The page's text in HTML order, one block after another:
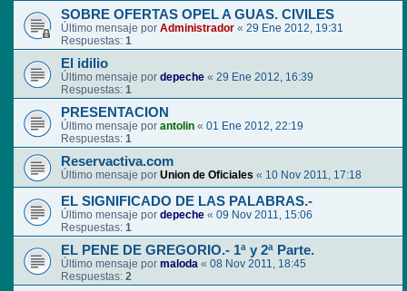
SOBRE OFERTAS OPEL A GUAS. CIVILES
Último mensaje por Administrador « 29 Ene 2012, 19:31
Respuestas: 1
El idilio
Último mensaje por depeche « 29 Ene 2012, 16:39
Respuestas: 1
PRESENTACION
Último mensaje por antolin « 01 Ene 2012, 22:19
Respuestas: 1
Reservactiva.com
Último mensaje por Union de Oficiales « 10 Nov 2011, 17:18
EL SIGNIFICADO DE LAS PALABRAS.-
Último mensaje por depeche « 09 Nov 2011, 15:06
Respuestas: 1
EL PENE DE GREGORIO.- 1ª y 2ª Parte.
Último mensaje por maloda « 08 Nov 2011, 18:45
Respuestas: 2